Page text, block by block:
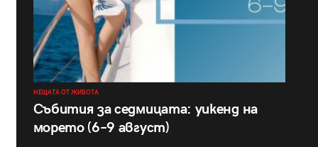
НЕЩАТА ОТ ЖИВОТА
Събития за седмицата: уикенд на
морето (6–9 август)